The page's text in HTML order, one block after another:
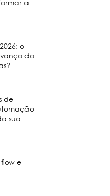
a
o
do
de
sua
e